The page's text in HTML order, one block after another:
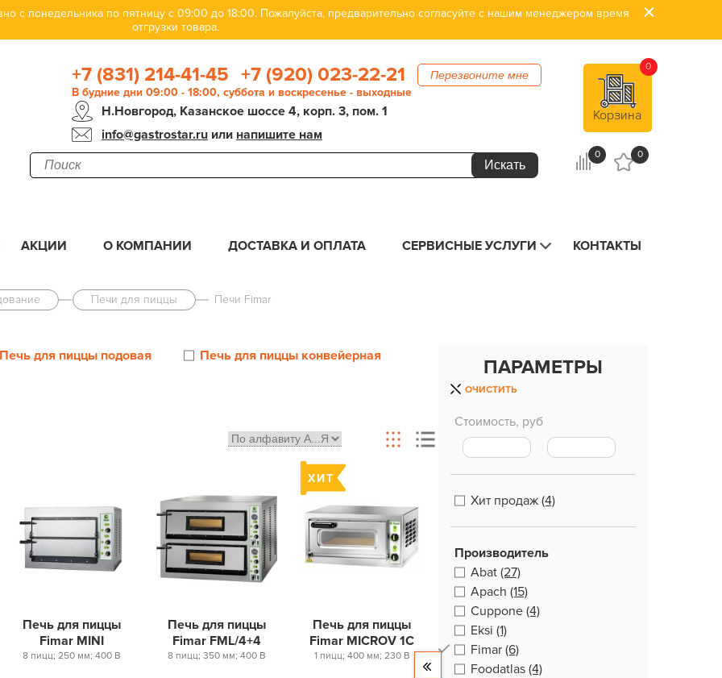
с понедельника по пятницу с 09:00 до 18:00. Пожалуйста, предварительно согласуйте с нашим менеджером время
отгрузки товара.
+7 (831) 214-41-45 +7 (920) 023-22-21 Перезвоните мне
В будние дни 09:00 - 18:00, суббота и воскресенье - выходные
Н.Новгород, Казанское шоссе 4, корп. 3, пом. 1
info@gastrostar.ruили напишите нам
Корзина
0
0 0
АКЦИИ О КОМПАНИИ ДОСТАВКА И ОПЛАТА СЕРВИСНЫЕ УСЛУГИ КОНТАКТЫ
Печи для пиццы Печи Fimar
ПАРАМЕТРЫ
ОЧИСТИТЬ
Стоимость, руб
Хит продаж (4)
Производитель
Abat (27)
Apach (15)
Cuppone (4)
Eksi (1)
Fimar (6)
Foodatlas (4)
Печь для пиццы подовая Печь для пиццы конвейерная
Печь для пиццы
Fimar MINI
8 пицц; 250 мм; 400 В
Печь для пиццы
Fimar FML/4+4
8 пицц; 350 мм; 400 В
Печь для пиццы
Fimar MICROV 1С
1 пицц; 400 мм; 230 В